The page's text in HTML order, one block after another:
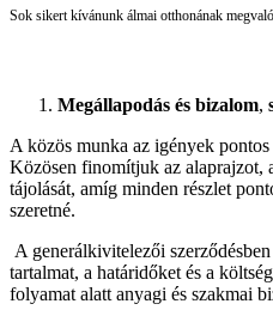
Sok sikert kívánunk álmai otthonának
Megállapodás és bizalom,
A közös munka az igények
Közösen finomítjuk az alaprajzot,
tájolását, amíg minden részlet
szeretné.
A generálkivitelezői
tartalmat, a határidőket és a
folyamat alatt anyagi és szakmai